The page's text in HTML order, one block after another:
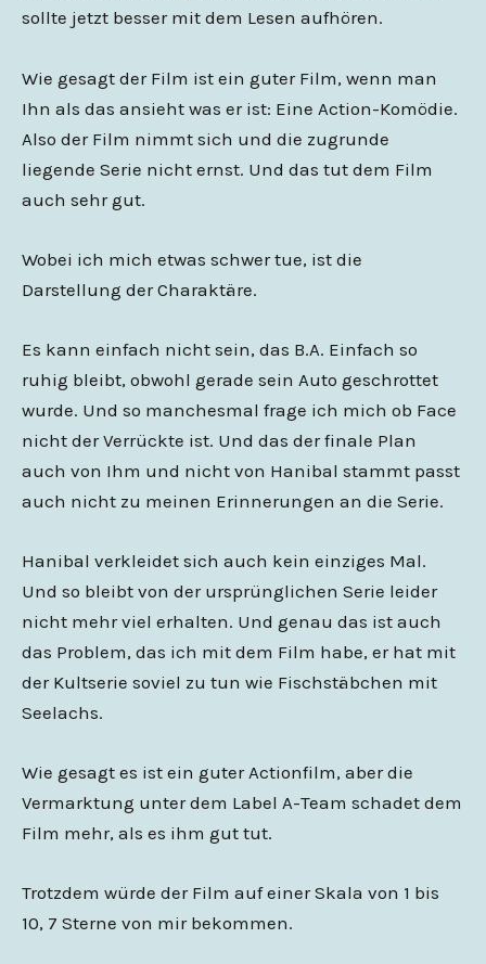
sollte jetzt besser mit dem Lesen aufhören.
Wie gesagt der Film ist ein guter Film, wenn man
Ihn als das ansieht was er ist: Eine Action-Komödie.
Also der Film nimmt sich und die zugrunde
liegende Serie nicht ernst. Und das tut dem Film
auch sehr gut.
Wobei ich mich etwas schwer tue, ist die
Darstellung der Charaktäre.
Es kann einfach nicht sein, das B.A. Einfach so
ruhig bleibt, obwohl gerade sein Auto geschrottet
wurde. Und so manchesmal frage ich mich ob Face
nicht der Verrückte ist. Und das der finale Plan
auch von Ihm und nicht von Hanibal stammt passt
auch nicht zu meinen Erinnerungen an die Serie.
Hanibal verkleidet sich auch kein einziges Mal.
Und so bleibt von der ursprünglichen Serie leider
nicht mehr viel erhalten. Und genau das ist auch
das Problem, das ich mit dem Film habe, er hat mit
der Kultserie soviel zu tun wie Fischstäbchen mit
Seelachs.
Wie gesagt es ist ein guter Actionfilm, aber die
Vermarktung unter dem Label A-Team schadet dem
Film mehr, als es ihm gut tut.
Trotzdem würde der Film auf einer Skala von 1 bis
10, 7 Sterne von mir bekommen.